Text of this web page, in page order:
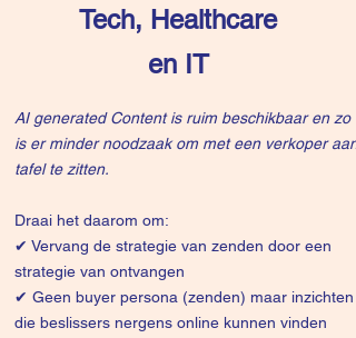
Tech, Healthcare
en IT
AI generated Content is ruim beschikbaar en zo
is er minder noodzaak om met een verkoper aan
tafel te zitten.
Draai het daarom om:
✔ Vervang de strategie van zenden door een
strategie van ontvangen
✔ Geen buyer persona (zenden) maar inzichten
die beslissers nergens online kunnen vinden